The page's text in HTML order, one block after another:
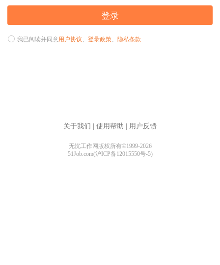
登录
我已阅读并同意用户协议、 登录政策、 隐私条款
关于我们 使用帮助 用户反馈
无忧工作网版权所有©1999-2026
51Job.com(沪ICP备12015550号-5)